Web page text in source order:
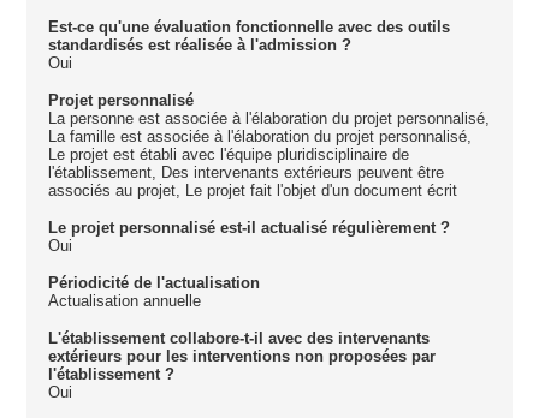
Est-ce qu'une évaluation fonctionnelle avec des outils
standardisés est réalisée à l'admission ?
Oui
Projet personnalisé
La personne est associée à l'élaboration du projet personnalisé,
La famille est associée à l'élaboration du projet personnalisé,
Le projet est établi avec l'équipe pluridisciplinaire de
l'établissement, Des intervenants extérieurs peuvent être
associés au projet, Le projet fait l'objet d'un document écrit
Le projet personnalisé est-il actualisé régulièrement ?
Oui
Périodicité de l'actualisation
Actualisation annuelle
L'établissement collabore-t-il avec des intervenants
extérieurs pour les interventions non proposées par
l'établissement ?
Oui